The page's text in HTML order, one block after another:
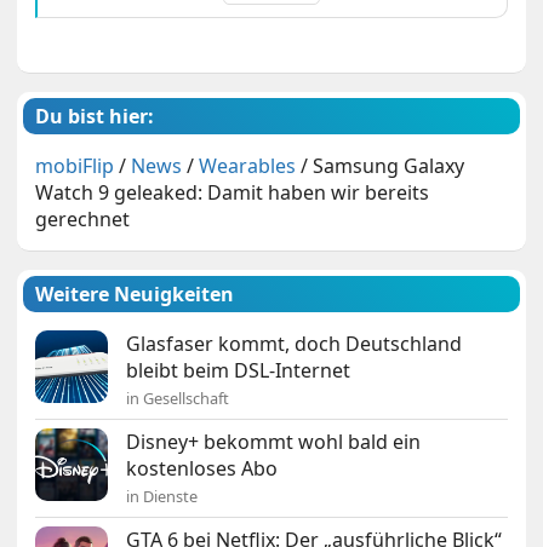
Du bist hier:
mobiFlip / News /Wearables /Samsung Galaxy
Watch 9 geleaked: Damit haben wir bereits
gerechnet
Weitere Neuigkeiten
Glasfaser kommt, doch Deutschland
bleibt beim DSL-Internet
in Gesellschaft
Disney+ bekommt wohl bald ein
kostenloses Abo
in Dienste
GTA 6 bei Netflix: Der „ausführliche Blick“